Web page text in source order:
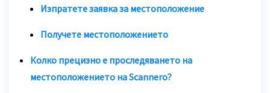
Изпратете заявка за местоположение
Получете местоположението
Колко прецизно е проследяването на
местоположението на Scannero?